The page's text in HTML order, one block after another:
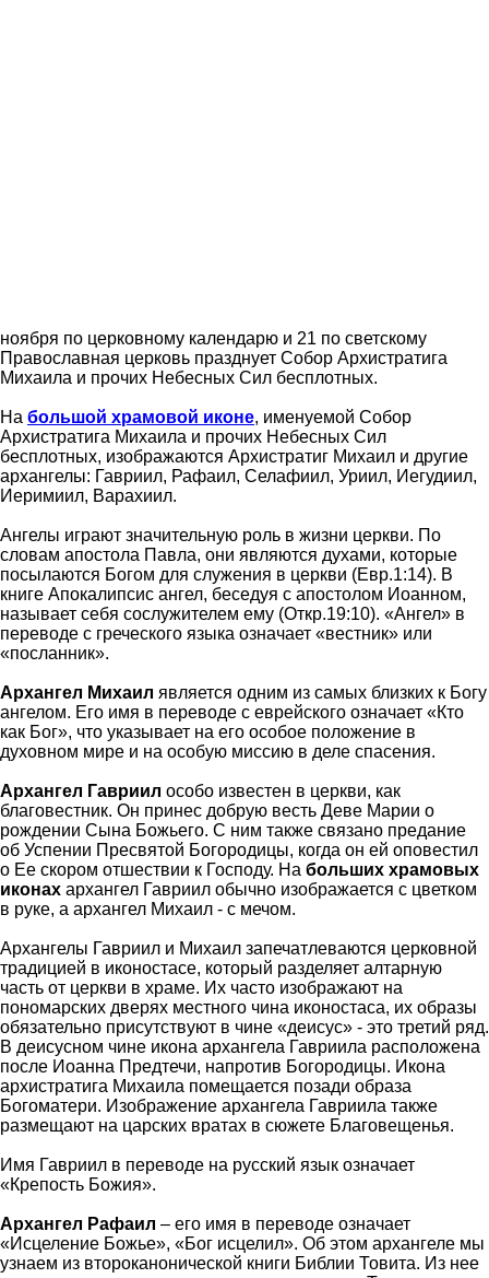
ноября по церковному календарю и 21 по светскому
Православная церковь празднует Собор Архистратига
Михаила и прочих Небесных Сил бесплотных.
На большой храмовой иконе, именуемой Собор
Архистратига Михаила и прочих Небесных Сил
бесплотных, изображаются Архистратиг Михаил и другие
архангелы: Гавриил, Рафаил, Селафиил, Уриил, Иегудиил,
Иеримиил, Варахиил.
Ангелы играют значительную роль в жизни церкви. По
словам апостола Павла, они являются духами, которые
посылаются Богом для служения в церкви (Евр.1:14). В
книге Апокалипсис ангел, беседуя с апостолом Иоанном,
называет себя сослужителем ему (Откр.19:10). «Ангел» в
переводе с греческого языка означает «вестник» или
«посланник».
Архангел Михаил является одним из самых близких к Богу
ангелом. Его имя в переводе с еврейского означает «Кто
как Бог», что указывает на его особое положение в
духовном мире и на особую миссию в деле спасения.
Архангел Гавриил особо известен в церкви, как
благовестник. Он принес добрую весть Деве Марии о
рождении Сына Божьего. С ним также связано предание
об Успении Пресвятой Богородицы, когда он ей оповестил
о Ее скором отшествии к Господу. На больших храмовых
иконах архангел Гавриил обычно изображается с цветком
в руке, а архангел Михаил - с мечом.
Архангелы Гавриил и Михаил запечатлеваются церковной
традицией в иконостасе, который разделяет алтарную
часть от церкви в храме. Их часто изображают на
пономарских дверях местного чина иконостаса, их образы
обязательно присутствуют в чине «деисус» - это третий ряд.
В деисусном чине икона архангела Гавриила расположена
после Иоанна Предтечи, напротив Богородицы. Икона
архистратига Михаила помещается позади образа
Богоматери. Изображение архангела Гавриила также
размещают на царских вратах в сюжете Благовещенья.
Имя Гавриил в переводе на русский язык означает
«Крепость Божия».
Архангел Рафаил – его имя в переводе означает
«Исцеление Божье», «Бог исцелил». Об этом архангеле мы
узнаем из второканонической книги Библии Товита. Из нее